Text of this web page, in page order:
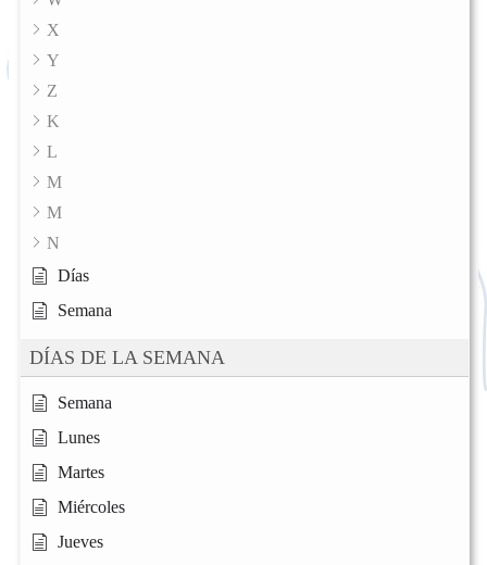
X
Y
Z
K
L
M
M
N
Días
Semana
DÍAS DE LA SEMANA
Semana
Lunes
Martes
Miércoles
Jueves